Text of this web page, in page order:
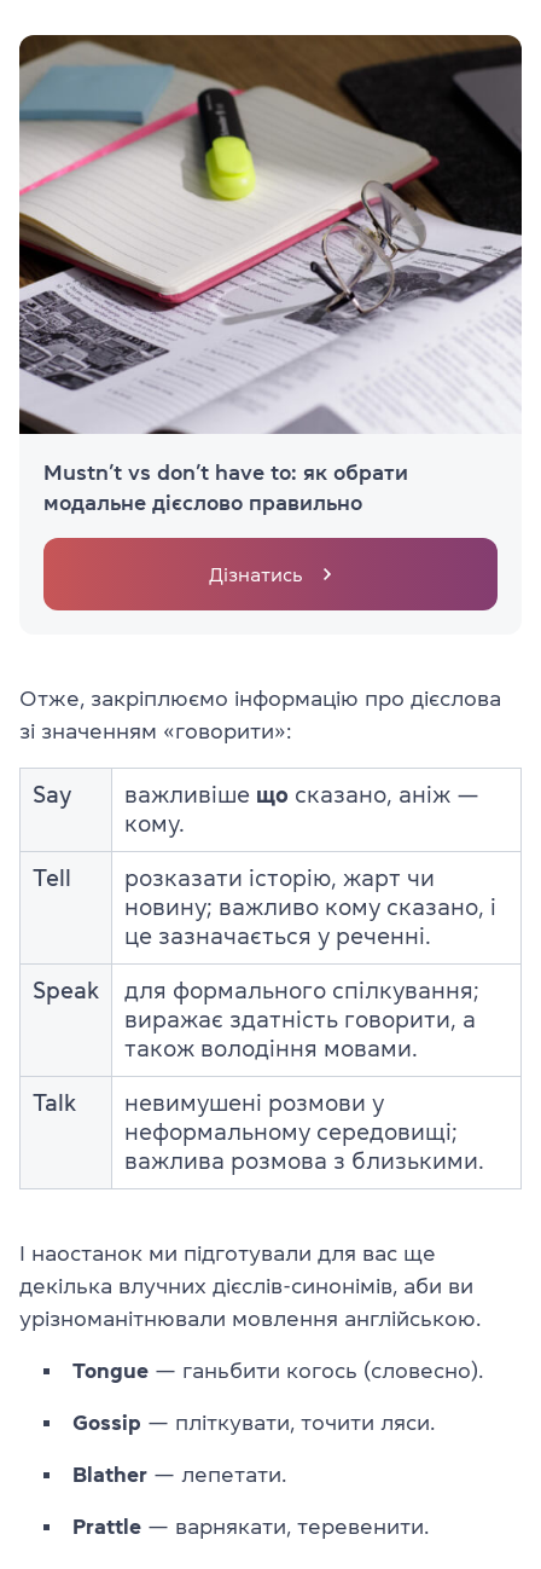
Mustn’t vs don’t have to: як обрати
модальне дієслово правильно
Дізнатись
Отже, закріплюємо інформацію про дієслова
зі значенням «говорити»:
Say важливіше що сказано, аніж —
кому.
Tell
розказати історію, жарт чи
новину; важливо кому сказано, і
це зазначається у реченні.
Speak
для формального спілкування;
виражає здатність говорити, а
також володіння мовами.
Talk
невимушені розмови у
неформальному середовищі;
важлива розмова з близькими.
І наостанок ми підготували для вас ще
декілька влучних дієслів-синонімів, аби ви
урізноманітнювали мовлення англійською.
Tongue — ганьбити когось (словесно).
Gossip — пліткувати, точити ляси.
Blather — лепетати.
Prattle — варнякати, теревенити.